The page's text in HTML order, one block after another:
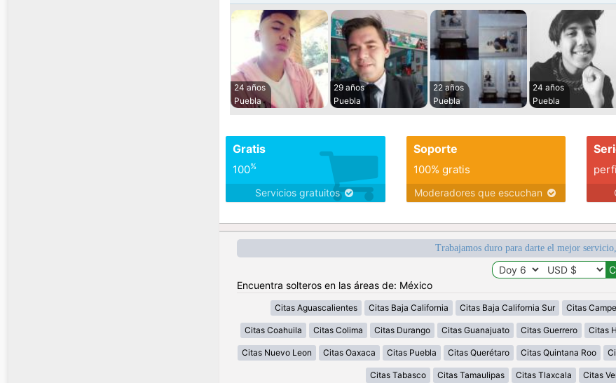
24 años
Puebla
29 años
Puebla
22 años
Puebla
24 años
Puebla
Gratis
100%
Servicios gratuitos
Soporte
100% gratis
Moderadores que escuchan
Trabajamos duro para darte el mejor
Encuentra solteros en las áreas de: México
Citas Aguascalientes Citas Baja California Citas Baja California Sur Citas
Citas Coahuila Citas Colima Citas Durango Citas Guanajuato Citas Guerrero Citas
Citas Nuevo Leon Citas Oaxaca Citas Puebla Citas Querétaro Citas Quintana Roo
Citas Tabasco Citas Tamaulipas Citas Tlaxcala Citas